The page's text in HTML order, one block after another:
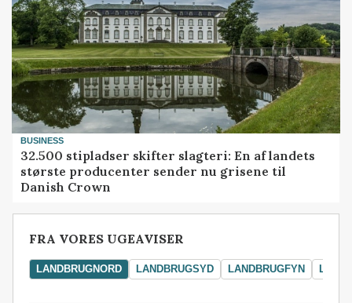
BUSINESS
32.500 stipladser skifter slagteri: En af landets
største producenter sender nu grisene til
Danish Crown
FRA VORES UGEAVISER
LANDBRUGNORD LANDBRUGSYD LANDBRUGFYN